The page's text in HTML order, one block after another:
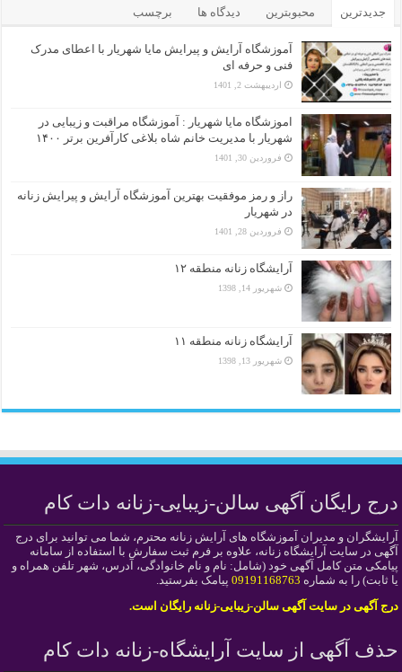
جدیدترین محبوبترین دیدگاه ها برچسب
آموزشگاه آرایش و پیرایش مایا شهریار با اعطای مدرک
فنی و حرفه ای
اردیبهشت 2, 1401
اموزشگاه مایا شهریار : آموزشگاه مراقبت و زیبایی در
شهریار با مدیریت خانم شاه بلاغی کارآفرین برتر ۱۴۰۰
فروردین 30, 1401
راز و رمز موفقیت بهترین آموزشگاه آرایش و پیرایش زنانه
در شهریار
فروردین 28, 1401
آرایشگاه زنانه منطقه ۱۲
شهریور 14, 1398
آرایشگاه زنانه منطقه ۱۱
شهریور 13, 1398
درج رایگان آگهی سالن-زیبایی-زنانه دات کام
آرایشگران و مدیران آموزشگاه های آرایش زنانه محترم، شما می توانید برای درج
آگهی در سایت آرایشگاه زنانه، علاوه بر فرم ثبت سفارش با استفاده از سامانه
پیامکی متن کامل آگهی خود (شامل: نام و نام خانوادگی، آدرس، شهر تلفن همراه و
یا ثابت) را به شماره 09191168763 پیامک بفرستید.
درج آگهی در سایت آگهی سالن-زیبایی-زنانه رایگان است.
حذف آگهی از سایت آرایشگاه-زنانه دات کام